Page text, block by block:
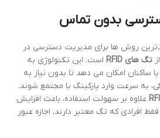
روش ها برای مدیریت دسترسی در
تگ های RFID
است. این تکنولوژی به
یا ساکنان امکان می دهد تا بدون نیاز به
به سرعت وارد پارکینگ یا مجتمع شوند.
علاوه بر سهولت استفاده، باعث افزایش
افرادی که تگ معتبر دارند، اجازه عبور